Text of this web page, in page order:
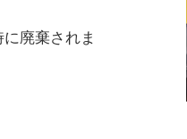
廃棄されま